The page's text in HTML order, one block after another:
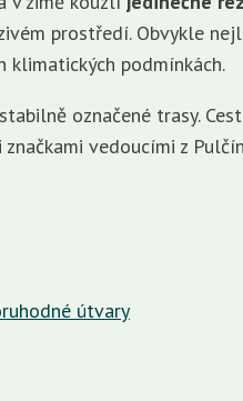
prostředí. Obvykle
klimatických podmínkách.
označené trasy.
vedoucími z
útvary